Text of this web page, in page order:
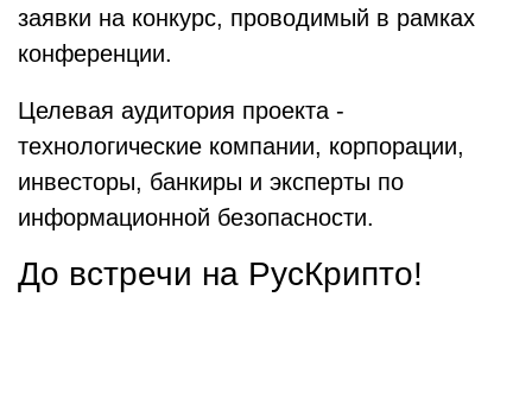
заявки на конкурс, проводимый в рамках
конференции.
Целевая аудитория проекта -
технологические компании, корпорации,
инвесторы, банкиры и эксперты по
информационной безопасности.
До встречи на РусКрипто!